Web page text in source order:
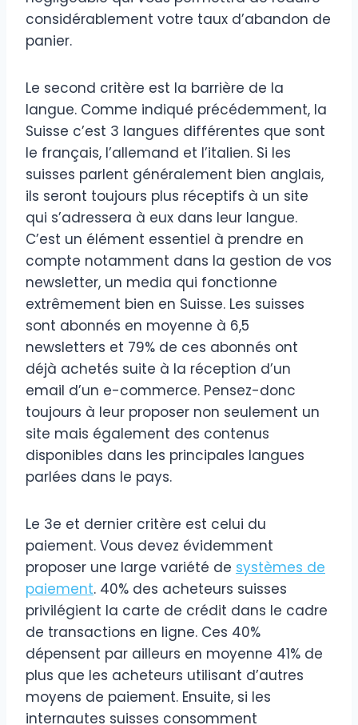
considérablement votre taux d’abandon de
panier.
Le second critère est la barrière de la
langue. Comme indiqué précédemment, la
Suisse c’est 3 langues différentes que sont
le français, l’allemand et l’italien. Si les
suisses parlent généralement bien anglais,
ils seront toujours plus réceptifs à un site
qui s’adressera à eux dans leur langue.
C’est un élément essentiel à prendre en
compte notamment dans la gestion de vos
newsletter, un media qui fonctionne
extrêmement bien en Suisse. Les suisses
sont abonnés en moyenne à 6,5
newsletters et 79% de ces abonnés ont
déjà achetés suite à la réception d’un
email d’un e-commerce. Pensez-donc
toujours à leur proposer non seulement un
site mais également des contenus
disponibles dans les principales langues
parlées dans le pays.
Le 3e et dernier critère est celui du
paiement. Vous devez évidemment
proposer une large variété de systèmes de
paiement. 40% des acheteurs suisses
privilégient la carte de crédit dans le cadre
de transactions en ligne. Ces 40%
dépensent par ailleurs en moyenne 41% de
plus que les acheteurs utilisant d’autres
moyens de paiement. Ensuite, si les
internautes suisses consomment